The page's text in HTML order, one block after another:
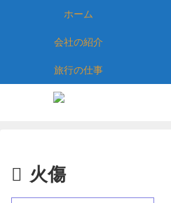
ホーム
会社の紹介
旅行の仕事
火傷